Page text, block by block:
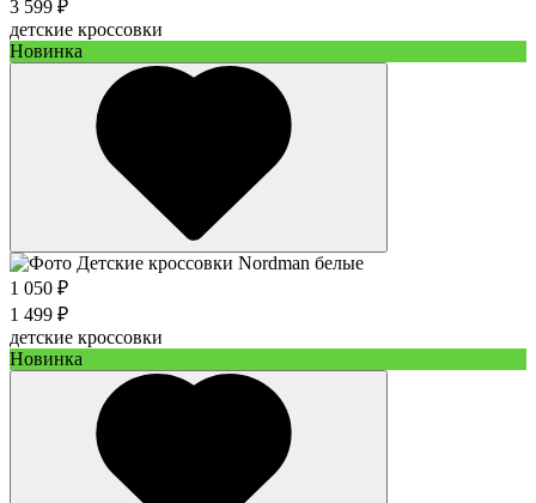
3 599 ₽
детские кроссовки
Новинка
1 050 ₽
1 499 ₽
детские кроссовки
Новинка